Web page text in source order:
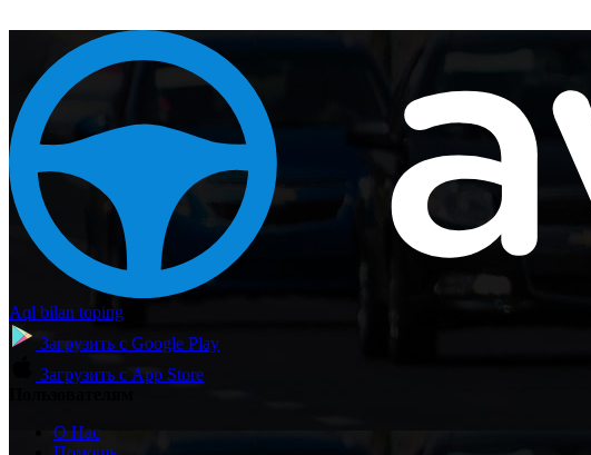
Aql bilan toping
Загрузить с Google Play
Загрузить с App Store
О Нас